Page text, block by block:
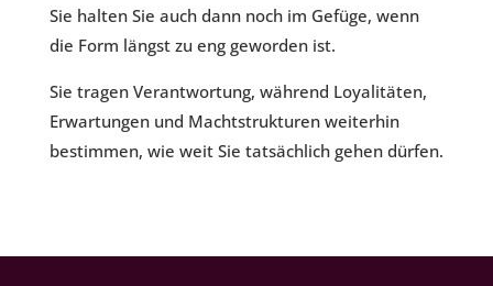
Sie halten Sie auch dann noch im Gefüge, wenn
die Form längst zu eng geworden ist.
Sie tragen Verantwortung, während Loyalitäten,
Erwartungen und Machtstrukturen weiterhin
bestimmen, wie weit Sie tatsächlich gehen dürfen.